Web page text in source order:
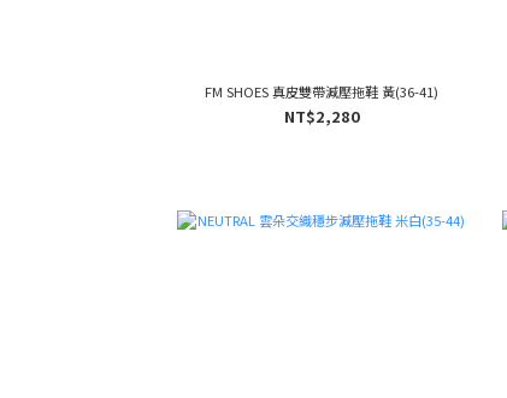
FM SHOES 真皮雙帶減壓拖鞋 黃(36-41)
NT$2,280